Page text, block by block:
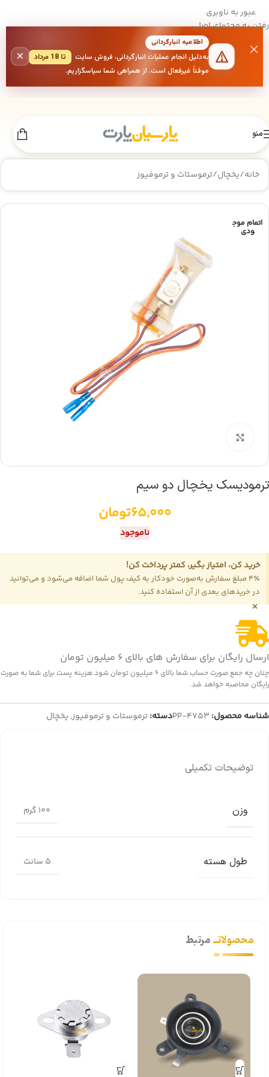
عبور به ناوبری
رفتن به محتوای اصلی
اطلاعیه انبارگردانی
به‌دلیل انجام عملیات انبارگردانی، فروش سایت
تا 18 مرداد
موقتاً غیرفعال است. از همراهی شما سپاسگزاریم.
×
منو
خانه/یخچال/ترموستات و ترموفیوز
اتمام موج
ودی
ترمودیسک یخچال دو سیم
65,000تومان
ناموجود
خرید کن، امتیاز بگیر، کمتر پرداخت کن!
4٪ مبلغ سفارش به‌صورت خودکار به کیف پول شما اضافه می‌شود و می‌توانید
در خریدهای بعدی از آن استفاده کنید.
×
ارسال رایگان برای سفارش های بالای 6 میلیون تومان
چنان چه جمع صورت حساب شما بالای 6 میلیون تومان شود هزینه پست برای شما به صورت
رایگان محاصبه خواهد شد.
شناسه محصول: PP-4753دسته:ترموستات و ترموفیوز, یخچال
توضیحات تکمیلی
وزن 100 گرم
طول هسته 5 سانت
محصولاتــمرتبط